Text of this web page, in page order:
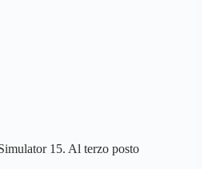
15. Al terzo posto